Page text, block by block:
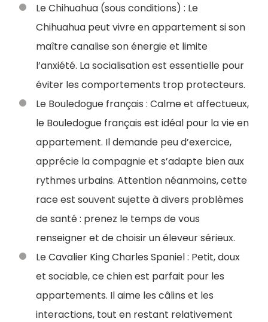
Le Chihuahua (sous conditions) : Le
Chihuahua peut vivre en appartement si son
maître canalise son énergie et limite
l’anxiété. La socialisation est essentielle pour
éviter les comportements trop protecteurs.
Le Bouledogue français : Calme et affectueux,
le Bouledogue français est idéal pour la vie en
appartement. Il demande peu d’exercice,
apprécie la compagnie et s’adapte bien aux
rythmes urbains. Attention néanmoins, cette
race est souvent sujette à divers problèmes
de santé : prenez le temps de vous
renseigner et de choisir un éleveur sérieux.
Le Cavalier King Charles Spaniel : Petit, doux
et sociable, ce chien est parfait pour les
appartements. Il aime les câlins et les
interactions, tout en restant relativement